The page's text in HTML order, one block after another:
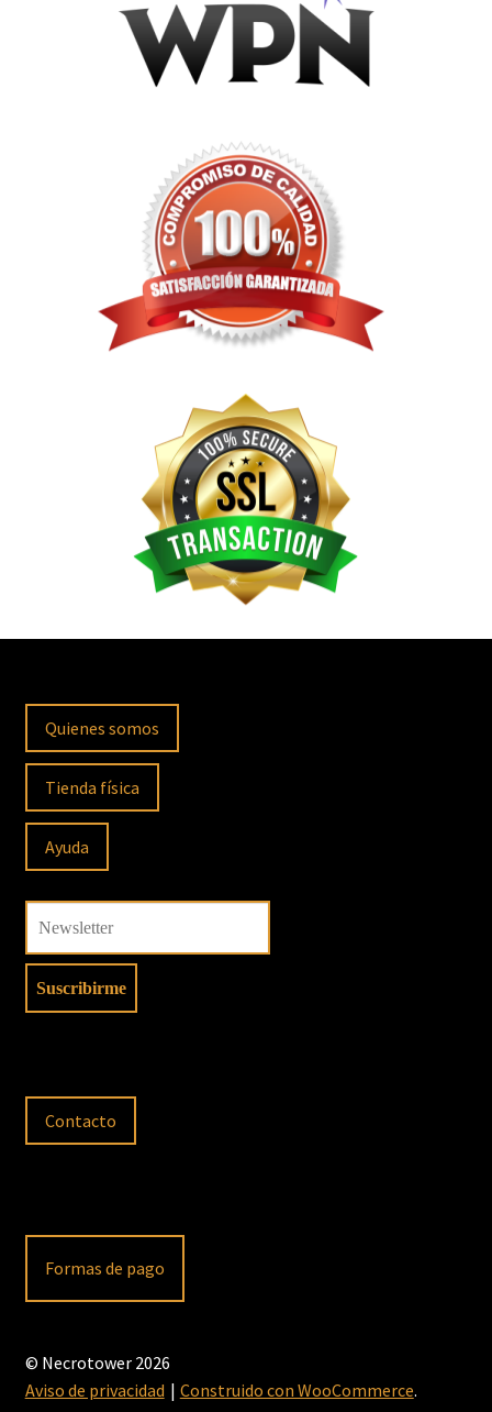
Quienes somos
Tienda física
Ayuda
Contacto
Formas de pago
© Necrotower 2026
Aviso de privacidad
Construido con WooCommerce.